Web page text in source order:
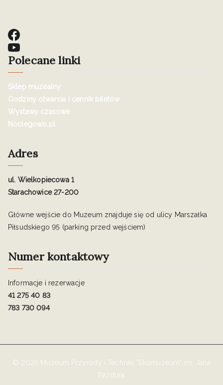
Polecane linki
Sklep muzealny
Godziny otwarcia i cennik biletów
Wystawy czasowe
Noclegowo.pl
Adres
ul. Wielkopiecowa 1
Starachowice 27-200
Główne wejście do Muzeum znajduje się od ulicy Marszałka
Piłsudskiego 95 (parking przed wejściem)
Numer kontaktowy
Informacje i rezerwacje
41 275 40 83
783 730 094
© 2026 Muzeum Przyrody i Techniki "Ekomuzeum" im. Jana
Pazdura